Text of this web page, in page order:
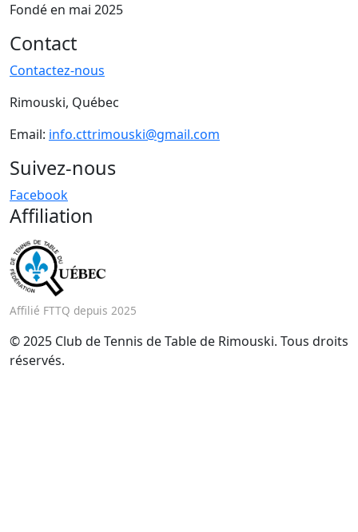
Fondé en mai 2025
Contact
Contactez-nous
Rimouski, Québec
Email: info.cttrimouski@gmail.com
Suivez-nous
Facebook
Affiliation
Affilié FTTQ depuis 2025
© 2025 Club de Tennis de Table de Rimouski. Tous droits
réservés.